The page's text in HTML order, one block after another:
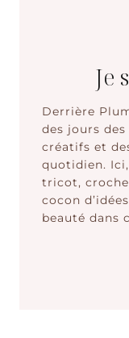
Je
Derrière
des jours
créatifs et
quotidien.
tricot,
cocon
beauté dans